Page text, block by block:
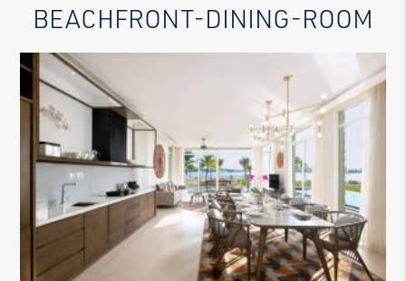
BEACHFRONT-DINING-ROOM